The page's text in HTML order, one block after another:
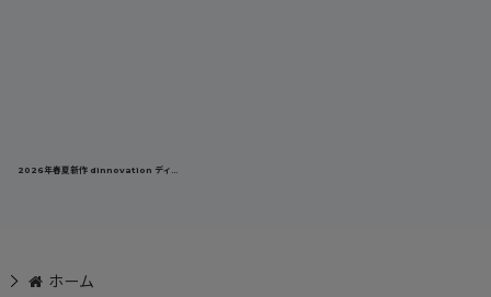
2026年春夏新作 dinnovation ディノベーション 限定商品 作業着 作業服 春夏 クールナイロンカーゴパンツ(数量限定) 26B005EX
ホーム